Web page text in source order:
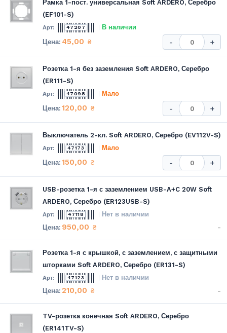
Рамка 1-пост. универсальная Soft ARDERO, Серебро
(EF101-S)
47207 В наличии
45,00 ₴ - +
Розетка 1-я без заземления Soft ARDERO, Серебро
(ER111-S)
47098 Мало
120,00 ₴ - +
Выключатель 2-кл. Soft ARDERO, Серебро (EV112V-S)
47173 Мало
150,00 ₴ - +
USB-розетка 1-я с заземлением USB-A+C 20W Soft
ARDERO, Серебро (ER123USB-S)
47118 Нет в наличии
950,00 ₴ -
Розетка 1-я с крышкой, с заземлением, с защитными
шторками Soft ARDERO, Серебро (ER131-S)
47123 Нет в наличии
210,00 ₴ -
TV-розетка конечная Soft ARDERO, Серебро
(ER141TV-S)